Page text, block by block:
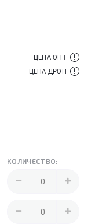
ЦЕНА ОПТ
ЦЕНА ДРОП
КОЛИЧЕСТВО: